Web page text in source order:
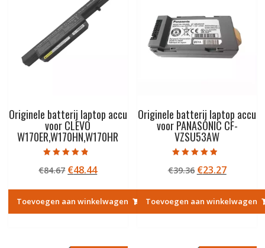
Originele batterij laptop accu
voor CLEVO
W170ER,W170HN,W170HR
4.50
uit 5
€84.67 Oorspronkelijke
was:
€84.67.
€48.44Huidige
is:
€48.44.
Toevoegen aan winkelwagen
Originele batterij laptop accu
voor PANASONIC CF-
VZSU53AW
4.50
uit 5
€39.36
was:
€39.36.
€23.27Huidige
is:
€23.27.
Toevoegen aan winkelwagen